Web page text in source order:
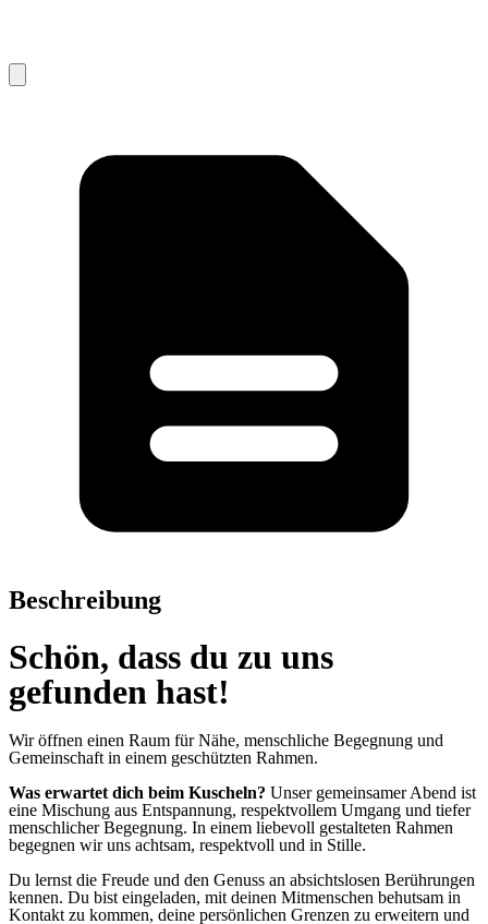
Beschreibung
Schön, dass du zu uns
gefunden hast!
Wir öffnen einen Raum für Nähe, menschliche Begegnung und
Gemeinschaft in einem geschützten Rahmen.
Was erwartet dich beim Kuscheln? Unser gemeinsamer Abend ist
eine Mischung aus Entspannung, respektvollem Umgang und tiefer
menschlicher Begegnung. In einem liebevoll gestalteten Rahmen
begegnen wir uns achtsam, respektvoll und in Stille.
Du lernst die Freude und den Genuss an absichtslosen Berührungen
kennen. Du bist eingeladen, mit deinen Mitmenschen behutsam in
Kontakt zu kommen, deine persönlichen Grenzen zu erweitern und